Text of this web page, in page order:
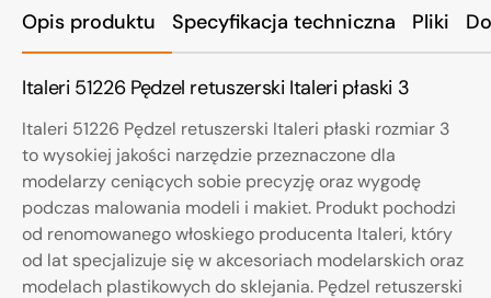
Opis produktu Specyfikacja techniczna Pliki
Italeri 51226 Pędzel retuszerski Italeri płaski 3
Italeri 51226 Pędzel retuszerski Italeri płaski rozmiar 3
to wysokiej jakości narzędzie przeznaczone dla
modelarzy ceniących sobie precyzję oraz wygodę
podczas malowania modeli i makiet. Produkt pochodzi
od renomowanego włoskiego producenta Italeri, który
od lat specjalizuje się w akcesoriach modelarskich oraz
modelach plastikowych do sklejania. Pędzel retuszerski